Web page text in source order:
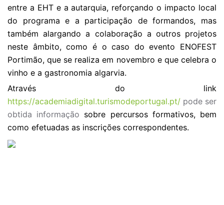
entre a EHT e a autarquia, reforçando o impacto local
do programa e a participação de formandos, mas
também alargando a colaboração a outros projetos
neste âmbito, como é o caso do evento ENOFEST
Portimão, que se realiza em novembro e que celebra o
vinho e a gastronomia algarvia.
Através do link
https://academiadigital.turismodeportugal.pt/ pode ser
obtida informação sobre percursos formativos, bem
como efetuadas as inscrições correspondentes.